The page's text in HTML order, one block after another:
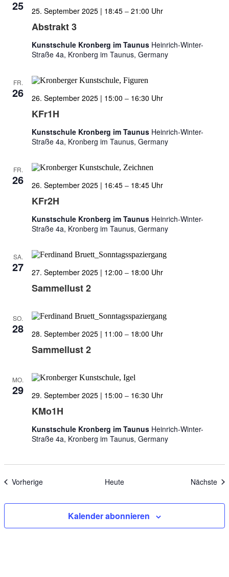
25
Abstrakt 3
25. September 2025 | 18:45 – 21:00
Kunstschule Kronberg im Taunus Heinrich-Winter-
Straße 4a, Kronberg im Taunus, Germany
FR.
26
KFr1H
26. September 2025 | 15:00 – 16:30
Kunstschule Kronberg im Taunus Heinrich-Winter-
Straße 4a, Kronberg im Taunus, Germany
FR.
26
KFr2H
26. September 2025 | 16:45 – 18:45
Kunstschule Kronberg im Taunus Heinrich-Winter-
Straße 4a, Kronberg im Taunus, Germany
SA.
27
Sammellust 2
27. September 2025 | 12:00 – 18:00
SO.
28
Sammellust 2
28. September 2025 | 11:00 – 18:00
MO.
29
KMo1H
29. September 2025 | 15:00 – 16:30
Kunstschule Kronberg im Taunus Heinrich-Winter-
Straße 4a, Kronberg im Taunus, Germany
VorherigeVeranstaltungen Heute Nächste
Kalender abonnieren